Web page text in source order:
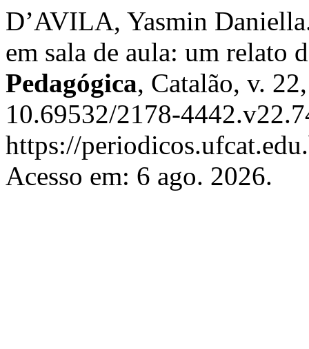
D’AVILA, Yasmin
em sala de aula: um relato
Pedagógica, Catalão, v.
10.69532/2178-
https://
Acesso em: 6 ago. 2026.